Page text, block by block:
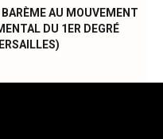
AU MOUVEMENT
DU 1ER DEGRÉ